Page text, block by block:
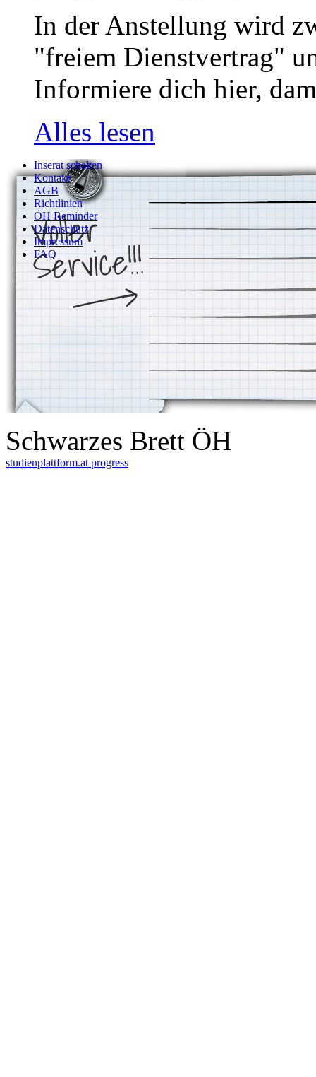
In der Anstellung wird
"freiem Dienstvertrag"
Informiere dich hier,
Alles lesen
Inserat schalten
Kontakt
AGB
Richtlinien
ÖH Reminder
Datenschutz
Impressum
FAQ
Schwarzes Brett ÖH
studienplattform.at progress